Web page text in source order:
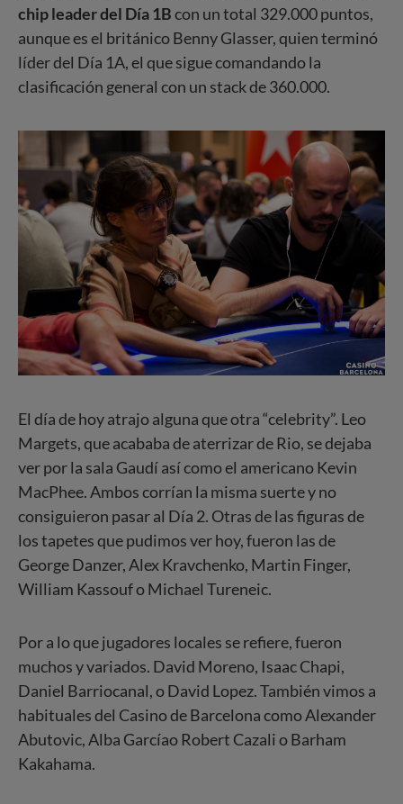
chip leader del Día 1Bcon un total 329.000 puntos,
aunque es el británico Benny Glasser, quien terminó
líder del Día 1A, el que sigue comandando la
clasificación general con un stack de 360.000.
El día de hoy atrajo alguna que otra “celebrity”. Leo
Margets, que acababa de aterrizar de Rio, se dejaba
ver por la sala Gaudí así como el americano Kevin
MacPhee. Ambos corrían la misma suerte y no
consiguieron pasar al Día 2. Otras de las figuras de
los tapetes que pudimos ver hoy, fueron las de
George Danzer, Alex Kravchenko, Martin Finger,
William Kassouf o Michael Tureneic.
Por a lo que jugadores locales se refiere, fueron
muchos y variados. David Moreno, Isaac Chapi,
Daniel Barriocanal, o David Lopez. También vimos a
habituales del Casino de Barcelona como Alexander
Abutovic, Alba Garcíao Robert Cazali o Barham
Kakahama.